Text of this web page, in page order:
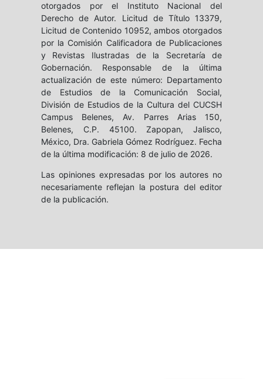
otorgados por el Instituto Nacional del
Derecho de Autor. Licitud de Título 13379,
Licitud de Contenido 10952, ambos otorgados
por la Comisión Calificadora de Publicaciones
y Revistas Ilustradas de la Secretaría de
Gobernación. Responsable de la última
actualización de este número: Departamento
de Estudios de la Comunicación Social,
División de Estudios de la Cultura del CUCSH
Campus Belenes, Av. Parres Arias 150,
Belenes, C.P. 45100. Zapopan, Jalisco,
México, Dra. Gabriela Gómez Rodríguez. Fecha
de la última modificación: 8 de julio de 2026.
Las opiniones expresadas por los autores no
necesariamente reflejan la postura del editor
de la publicación.